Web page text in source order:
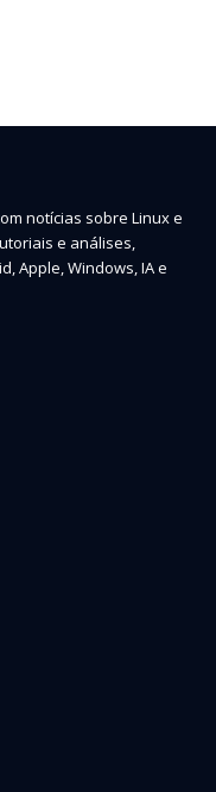
notícias sobre Linux e
e análises,
Apple, Windows, IA e